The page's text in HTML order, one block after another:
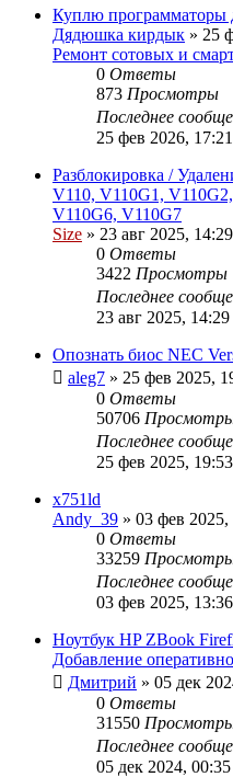
Куплю программаторы
Дядюшка кирдык » 25
Ремонт сотовых и
0 Ответы
873 Просмотры
Последнее
25 фев 2026, 17:21
Разблокировка /
V110, V110G1,
V110G6, V110G7
Size » 23 авг 2025, 14:29
0 Ответы
3422 Просмотры
Последнее
23 авг 2025, 14:29
Опознать биос NEC
aleg7 » 25 фев 2025,
0 Ответы
50706
Последнее
25 фев 2025, 19:53
x751ld
Andy_39 » 03 фев 2025,
0 Ответы
33259
Последнее
03 фев 2025, 13:36
Ноутбук HP ZBook
Добавление
Дмитрий » 05 дек
0 Ответы
31550
Последнее
05 дек 2024, 00:35